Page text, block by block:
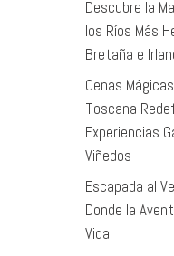
Descubre la
los Ríos Más
Bretaña e
Cenas
Toscana
Experiencias
Viñedos
Escapada al
Donde la
Vida